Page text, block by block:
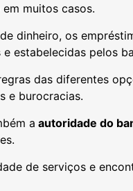
muitos casos.
dinheiro, os
estabelecidas pelos
das diferentes
e burocracias.
a autoridade do
de serviços e